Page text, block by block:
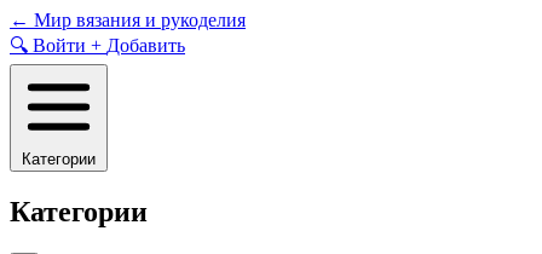
Skip
to
content
← Мир вязания и рукоделия
🔍 Войти + Добавить
Категории
Категории